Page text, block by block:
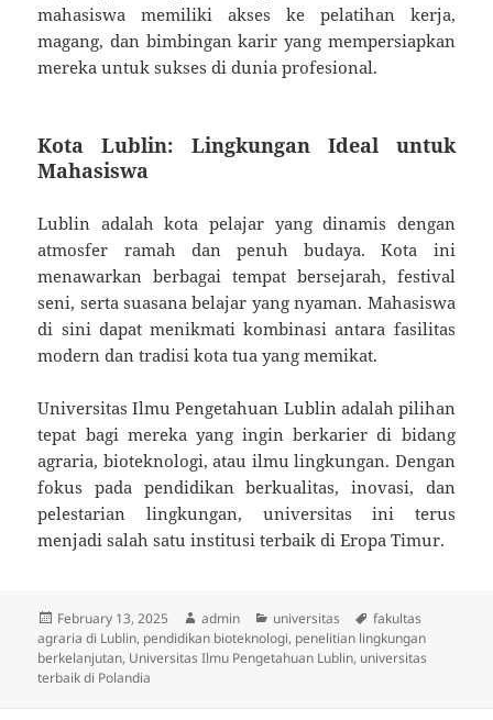
mahasiswa memiliki akses ke pelatihan kerja,
magang, dan bimbingan karir yang mempersiapkan
mereka untuk sukses di dunia profesional.
Kota Lublin: Lingkungan Ideal untuk
Mahasiswa
Lublin adalah kota pelajar yang dinamis dengan
atmosfer ramah dan penuh budaya. Kota ini
menawarkan berbagai tempat bersejarah, festival
seni, serta suasana belajar yang nyaman. Mahasiswa
di sini dapat menikmati kombinasi antara fasilitas
modern dan tradisi kota tua yang memikat.
Universitas Ilmu Pengetahuan Lublin adalah pilihan
tepat bagi mereka yang ingin berkarier di bidang
agraria, bioteknologi, atau ilmu lingkungan. Dengan
fokus pada pendidikan berkualitas, inovasi, dan
pelestarian lingkungan, universitas ini terus
menjadi salah satu institusi terbaik di Eropa Timur.
Posted
on
February 13, 2025 Author
admin Categories
universitas Tags
fakultas
agraria di Lublin, pendidikan bioteknologi, penelitian lingkungan
berkelanjutan, Universitas Ilmu Pengetahuan Lublin, universitas
terbaik di Polandia